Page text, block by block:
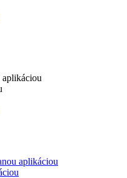
aplikáciou
aplikáciou